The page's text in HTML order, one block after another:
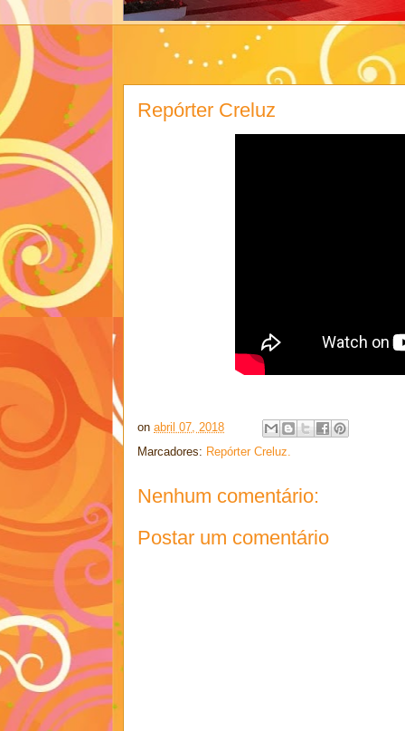
Repórter Creluz
on abril 07, 2018
Marcadores: Repórter Creluz.
Nenhum comentário:
Postar um comentário